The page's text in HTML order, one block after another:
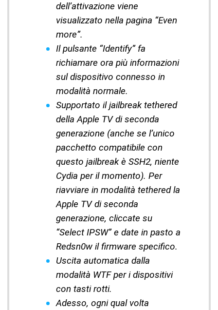
dell’attivazione viene
visualizzato nella pagina “Even
more”.
Il pulsante “Identify” fa
richiamare ora più informazioni
sul dispositivo connesso in
modalità normale.
Supportato il jailbreak tethered
della Apple TV di seconda
generazione (anche se l’unico
pacchetto compatibile con
questo jailbreak è SSH2, niente
Cydia per il momento). Per
riavviare in modalità tethered la
Apple TV di seconda
generazione, cliccate su
“Select IPSW” e date in pasto a
Redsn0w il firmware specifico.
Uscita automatica dalla
modalità WTF per i dispositivi
con tasti rotti.
Adesso, ogni qual volta